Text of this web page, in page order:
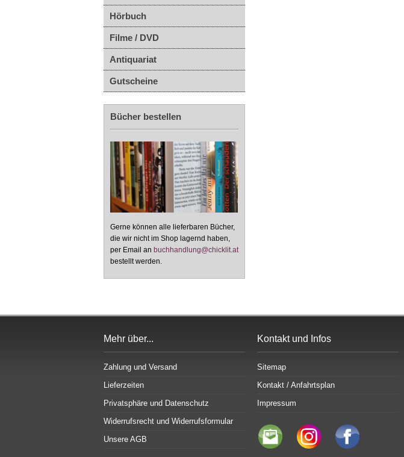
Hörbuch
Filme / DVD
Antiquariat
Gutscheine
Bücher bestellen
Gerne können alle lieferbaren Bücher,
die wir nicht im Shop lagernd haben,
per Email an buchhandlung@chicklit.at
bestellt werden.
Mehr über...
Zahlung und Versand
Lieferzeiten
Privatsphäre und Datenschutz
Widerrufsrecht und Widerrufsformular
Unsere AGB
Kontakt und Infos
Sitemap
Kontakt / Anfahrtsplan
Impressum